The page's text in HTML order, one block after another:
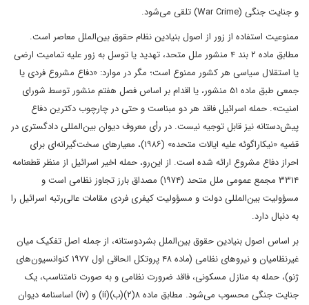
و جنایت جنگی (War Crime) تلقی می‌شود.
ممنوعیت استفاده از زور از اصول بنیادین نظام حقوق بین‌الملل معاصر است.
مطابق ماده ۲ بند ۴ منشور ملل متحد، تهدید یا توسل به زور علیه تمامیت ارضی
یا استقلال سیاسی هر کشور ممنوع است؛ مگر در موارد: «دفاع مشروع فردی یا
جمعی طبق ماده ۵۱ منشور، یا اقدام بر اساس فصل هفتم منشور توسط شورای
امنیت». حمله اسرائیل فاقد هر دو مبناست و حتی در چارچوب دکترین دفاع
پیش‌دستانه نیز قابل توجیه نیست. در رأی معروف دیوان بین‌المللی دادگستری در
قضیه «نیکاراگوئه علیه ایالات متحده» (۱۹۸۶)، معیارهای سخت‌گیرانه‌ای برای
احراز دفاع مشروع ارائه شده است. از این‌رو، حمله اخیر اسرائیل از منظر قطعنامه
۳۳۱۴ مجمع عمومی ملل متحد (۱۹۷۴) مصداق بارز تجاوز نظامی است و
مسؤولیت بین‌المللی دولت و مسؤولیت کیفری فردی مقامات عالی‌رتبه اسرائیل را
به دنبال دارد.
بر اساس اصول بنیادین حقوق بین‌الملل بشردوستانه، از جمله اصل تفکیک میان
غیرنظامیان و نیروهای نظامی (ماده ۴۸ پروتکل الحاقی اول ۱۹۷۷ کنوانسیون‌های
ژنو)، حمله به منازل مسکونی، فاقد ضرورت نظامی و به صورت نامتناسب، یک
جنایت جنگی محسوب می‌شود. مطابق ماده ۸(۲)(ب)(ii) و (iv) اساسنامه دیوان